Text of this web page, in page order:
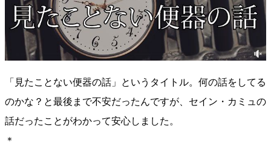
「見たことない便器の話」というタイトル。何の話をしてる
のかな？と最後まで不安だったんですが、セイン・カミュの
話だったことがわかって安心しました。
＊